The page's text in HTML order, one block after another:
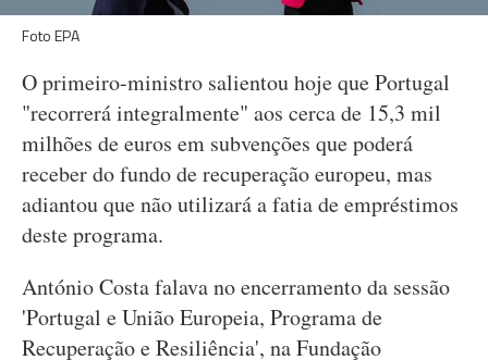
Foto EPA
O primeiro-ministro salientou hoje que Portugal
"recorrerá integralmente" aos cerca de 15,3 mil
milhões de euros em subvenções que poderá
receber do fundo de recuperação europeu, mas
adiantou que não utilizará a fatia de empréstimos
deste programa.
António Costa falava no encerramento da sessão
'Portugal e União Europeia, Programa de
Recuperação e Resiliência', na Fundação